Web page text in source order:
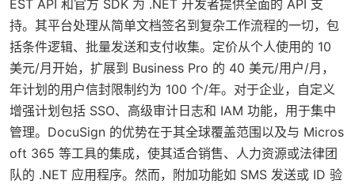
EST API 和官方 SDK 为 .NET 开发者提供全面的 API 支
持。其平台处理从简单文档签名到复杂工作流程的一切，包
括条件逻辑、批量发送和支付收集。定价从个人使用的 10
美元/月开始，扩展到 Business Pro 的 40 美元/用户/月，
年计划的用户信封限制约为 100 个/年。对于企业，自定义
增强计划包括 SSO、高级审计日志和 IAM 功能，用于集中
管理。DocuSign 的优势在于其全球覆盖范围以及与 Micros
oft 365 等工具的集成，使其适合销售、人力资源或法律团
队的 .NET 应用程序。然而，附加功能如 SMS 发送或 ID 验